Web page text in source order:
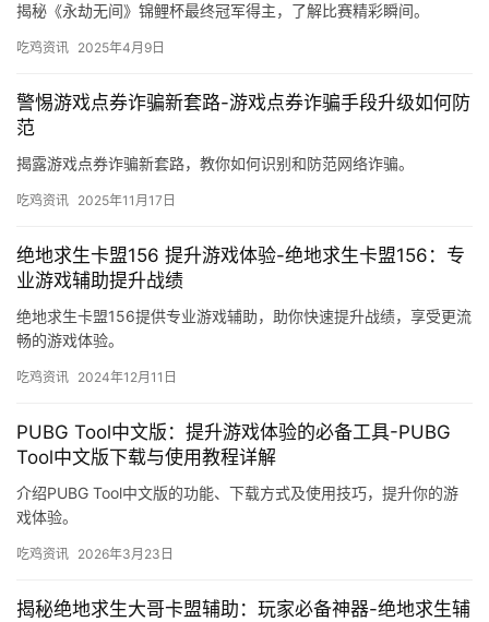
揭秘《永劫无间》锦鲤杯最终冠军得主，了解比赛精彩瞬间。
吃鸡资讯 2025年4月9日
警惕游戏点券诈骗新套路-游戏点券诈骗手段升级如何防
范
揭露游戏点券诈骗新套路，教你如何识别和防范网络诈骗。
吃鸡资讯 2025年11月17日
绝地求生卡盟156 提升游戏体验-绝地求生卡盟156：专
业游戏辅助提升战绩
绝地求生卡盟156提供专业游戏辅助，助你快速提升战绩，享受更流
畅的游戏体验。
吃鸡资讯 2024年12月11日
PUBG Tool中文版：提升游戏体验的必备工具-PUBG
Tool中文版下载与使用教程详解
介绍PUBG Tool中文版的功能、下载方式及使用技巧，提升你的游
戏体验。
吃鸡资讯 2026年3月23日
揭秘绝地求生大哥卡盟辅助：玩家必备神器-绝地求生辅